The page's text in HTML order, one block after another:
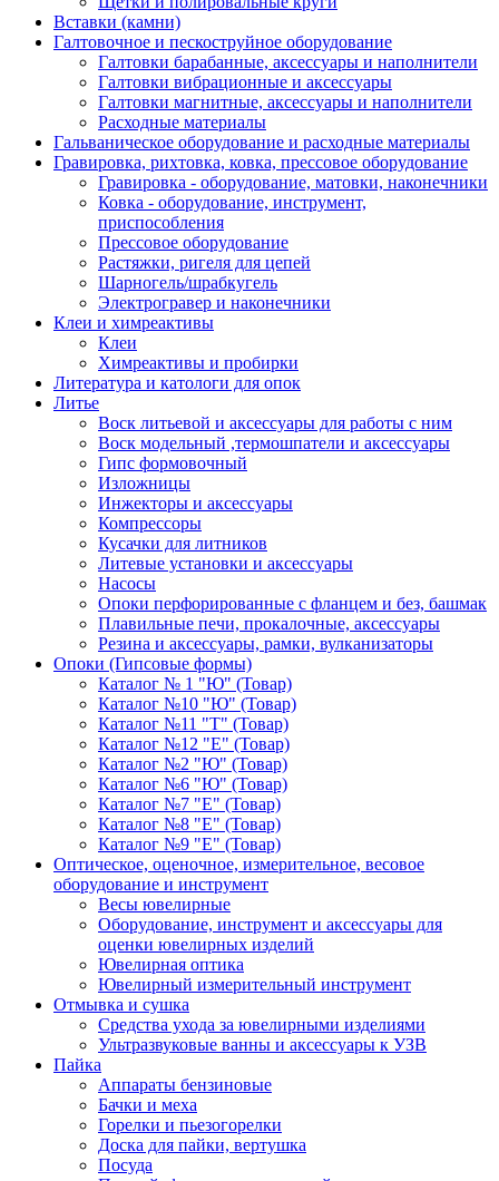
Вставки (камни)
Галтовочное и пескоструйное оборудование
Галтовки барабанные, аксессуары и наполнители
Галтовки вибрационные и аксессуары
Галтовки магнитные, аксессуары и наполнители
Расходные материалы
Гальваническое оборудование и расходные материалы
Гравировка, рихтовка, ковка, прессовое оборудование
Гравировка - оборудование, матовки, наконечники
Ковка - оборудование, инструмент,
приспособления
Прессовое оборудование
Растяжки, ригеля для цепей
Шарногель/шрабкугель
Электрогравер и наконечники
Клеи и химреактивы
Клеи
Химреактивы и пробирки
Литература и катологи для опок
Литье
Воск литьевой и аксессуары для работы с ним
Воск модельный ,термошпатели и аксессуары
Гипс формовочный
Изложницы
Инжекторы и аксессуары
Компрессоры
Кусачки для литников
Литевые установки и аксессуары
Насосы
Опоки перфорированные с фланцем и без, башмак
Плавильные печи, прокалочные, аксессуары
Резина и аксессуары, рамки, вулканизаторы
Опоки (Гипсовые формы)
Каталог № 1 "Ю" (Товар)
Каталог №10 "Ю" (Товар)
Каталог №11 "Т" (Товар)
Каталог №12 "Е" (Товар)
Каталог №2 "Ю" (Товар)
Каталог №6 "Ю" (Товар)
Каталог №7 "Е" (Товар)
Каталог №8 "Е" (Товар)
Каталог №9 "Е" (Товар)
Оптическое, оценочное, измерительное, весовое
оборудование и инструмент
Весы ювелирные
Оборудование, инструмент и аксессуары для
оценки ювелирных изделий
Ювелирная оптика
Ювелирный измерительный инструмент
Отмывка и сушка
Средства ухода за ювелирными изделиями
Ультразвуковые ванны и аксессуары к УЗВ
Пайка
Аппараты бензиновые
Бачки и меха
Горелки и пьезогорелки
Доска для пайки, вертушка
Посуда